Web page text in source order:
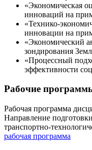
«Экономическая
инноваций на
«Технико-
инновации на
«Экономический
зондирования
«Процессный
эффективности
Рабочие
Рабочая программа
Направление
транспортно-
рабочая программа